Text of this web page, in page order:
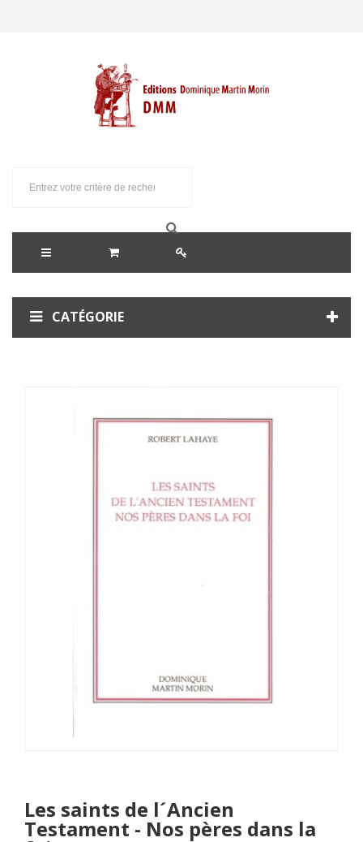
CATÉGORIE
Les saints de l´Ancien
Testament - Nos pères dans la